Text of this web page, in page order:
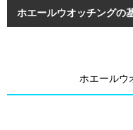
ホエールウオッチングの
ホエールウ